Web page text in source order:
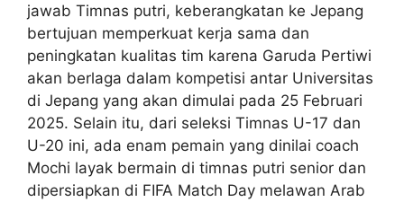
jawab Timnas putri, keberangkatan ke Jepang
bertujuan memperkuat kerja sama dan
peningkatan kualitas tim karena Garuda Pertiwi
akan berlaga dalam kompetisi antar Universitas
di Jepang yang akan dimulai pada 25 Februari
2025. Selain itu, dari seleksi Timnas U-17 dan
U-20 ini, ada enam pemain yang dinilai coach
Mochi layak bermain di timnas putri senior dan
dipersiapkan di FIFA Match Day melawan Arab